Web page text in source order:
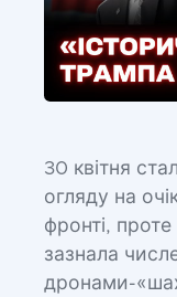
30 квітня
огляду на
фронті, проте
зазнала
дронами-